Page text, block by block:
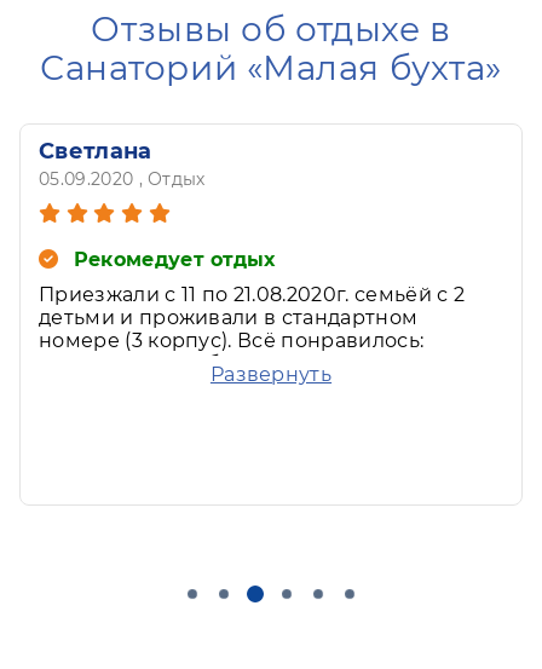
Отзывы об отдыхе в
Санаторий «Малая бухта»
Светлана
05.09.2020 , Отдых
Рекомедует отдых
Приезжали с 11 по 21.08.2020г. семьёй с 2
детьми и проживали в стандартном
номере (3 корпус). Всё понравилось:
питание разнообразное и вкусное,
ежедневно свежие фрукты; номера чистые,
Развернуть